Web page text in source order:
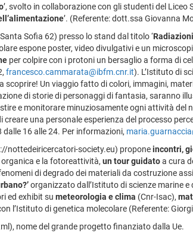
’, svolto in collaborazione con gli studenti del
’. (Referente: dott.ssa Giovanna
Sofia 62) presso lo stand dal titolo ‘
espone poster, video divulgativi e un
per colpire con i protoni un bersaglio a forma di
francesco.cammarata@ibfm.cnr.it). L’Istituto di
Un viaggio fatto di colori, immagini,
di storie di personaggi di fantasia, saranno
e monitorare minuziosamente ogni attività
una personale esperienza del processo
dalle 16 alle 24. Per informazioni,
nottedeiricercatori-society.eu) proponeincontri,
e la fotoreattività, un tour guidatoa cura
di degrado dei materiali da costruzione
organizzato dall’Istituto di scienze marine
ed exhibit su meteorologia e clima (Cnr-Isac),
l’Istituto di genetica molecolare (Referente:
nome del grande progetto finanziato dalla Ue.